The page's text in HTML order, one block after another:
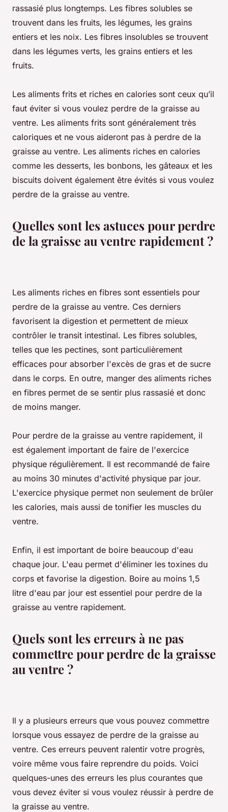
rassasié plus longtemps. Les fibres solubles se
trouvent dans les fruits, les légumes, les grains
entiers et les noix. Les fibres insolubles se trouvent
dans les légumes verts, les grains entiers et les
fruits.
Les aliments frits et riches en calories sont ceux qu’il
faut éviter si vous voulez perdre de la graisse au
ventre. Les aliments frits sont généralement très
caloriques et ne vous aideront pas à perdre de la
graisse au ventre. Les aliments riches en calories
comme les desserts, les bonbons, les gâteaux et les
biscuits doivent également être évités si vous voulez
perdre de la graisse au ventre.
Quelles sont les astuces pour perdre
de la graisse au ventre rapidement ?
Les aliments riches en fibres sont essentiels pour
perdre de la graisse au ventre. Ces derniers
favorisent la digestion et permettent de mieux
contrôler le transit intestinal. Les fibres solubles,
telles que les pectines, sont particulièrement
efficaces pour absorber l'excès de gras et de sucre
dans le corps. En outre, manger des aliments riches
en fibres permet de se sentir plus rassasié et donc
de moins manger.
Pour perdre de la graisse au ventre rapidement, il
est également important de faire de l'exercice
physique régulièrement. Il est recommandé de faire
au moins 30 minutes d'activité physique par jour.
L'exercice physique permet non seulement de brûler
les calories, mais aussi de tonifier les muscles du
ventre.
Enfin, il est important de boire beaucoup d'eau
chaque jour. L'eau permet d'éliminer les toxines du
corps et favorise la digestion. Boire au moins 1,5
litre d'eau par jour est essentiel pour perdre de la
graisse au ventre rapidement.
Quels sont les erreurs à ne pas
commettre pour perdre de la graisse
au ventre ?
Il y a plusieurs erreurs que vous pouvez commettre
lorsque vous essayez de perdre de la graisse au
ventre. Ces erreurs peuvent ralentir votre progrès,
voire même vous faire reprendre du poids. Voici
quelques-unes des erreurs les plus courantes que
vous devez éviter si vous voulez réussir à perdre de
la graisse au ventre.